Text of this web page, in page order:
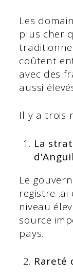
Les
plus cher
coûtent
avec des
aussi
Il y a trois
La
Le
registre
niveau
source
pays.
Rareté